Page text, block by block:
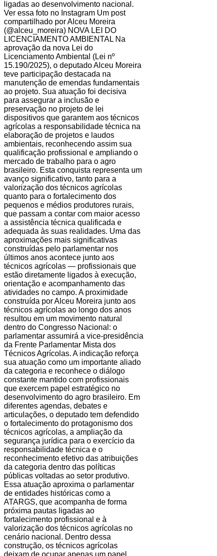
ligadas ao desenvolvimento nacional.
Ver essa foto no Instagram Um post
compartilhado por Alceu Moreira
(@alceu_moreira) NOVA LEI DO
LICENCIAMENTO AMBIENTAL Na
aprovação da nova Lei do
Licenciamento Ambiental (Lei nº
15.190/2025), o deputado Alceu Moreira
teve participação destacada na
manutenção de emendas fundamentais
ao projeto. Sua atuação foi decisiva
para assegurar a inclusão e
preservação no projeto de lei
dispositivos que garantem aos técnicos
agrícolas a responsabilidade técnica na
elaboração de projetos e laudos
ambientais, reconhecendo assim sua
qualificação profissional e ampliando o
mercado de trabalho para o agro
brasileiro. Esta conquista representa um
avanço significativo, tanto para a
valorização dos técnicos agrícolas
quanto para o fortalecimento dos
pequenos e médios produtores rurais,
que passam a contar com maior acesso
a assistência técnica qualificada e
adequada às suas realidades. Uma das
aproximações mais significativas
construídas pelo parlamentar nos
últimos anos acontece junto aos
técnicos agrícolas — profissionais que
estão diretamente ligados à execução,
orientação e acompanhamento das
atividades no campo. A proximidade
construída por Alceu Moreira junto aos
técnicos agrícolas ao longo dos anos
resultou em um movimento natural
dentro do Congresso Nacional: o
parlamentar assumirá a vice-presidência
da Frente Parlamentar Mista dos
Técnicos Agrícolas. A indicação reforça
sua atuação como um importante aliado
da categoria e reconhece o diálogo
constante mantido com profissionais
que exercem papel estratégico no
desenvolvimento do agro brasileiro. Em
diferentes agendas, debates e
articulações, o deputado tem defendido
o fortalecimento do protagonismo dos
técnicos agrícolas, a ampliação da
segurança jurídica para o exercício da
responsabilidade técnica e o
reconhecimento efetivo das atribuições
da categoria dentro das políticas
públicas voltadas ao setor produtivo.
Essa atuação aproxima o parlamentar
de entidades históricas como a
ATARGS, que acompanha de forma
próxima pautas ligadas ao
fortalecimento profissional e à
valorização dos técnicos agrícolas no
cenário nacional. Dentro dessa
construção, os técnicos agrícolas